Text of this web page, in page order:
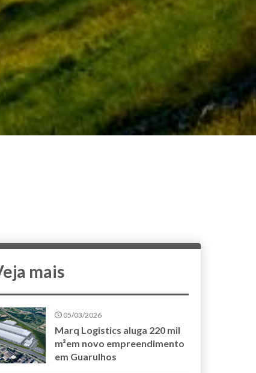
mais
05/03/2026
Marq Logistics aluga 220 mil
m²em novo empreendimento
em Guarulhos